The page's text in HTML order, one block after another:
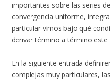
importantes sobre las series
convergencia uniforme,
particular vimos bajo qué
derivar término a término este
En la siguiente entrada
complejas muy particulares,